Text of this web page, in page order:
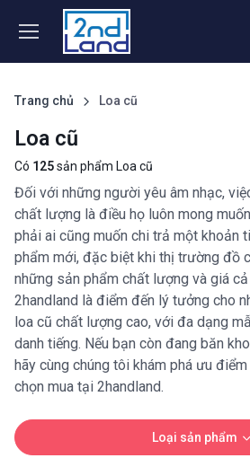
Trang chủ Loa cũ
Loa cũ
Có 125sản phẩm Loa cũ
Đối với những người yêu âm nhạc,
chất lượng là điều họ luôn mong
phải ai cũng muốn chi trả một khoản
phẩm mới, đặc biệt khi thị trường đồ
những sản phẩm chất lượng và giá
2handland là điểm đến lý tưởng cho
loa cũ chất lượng cao, với đa dạng
danh tiếng. Nếu bạn còn đang băn
hãy cùng chúng tôi khám phá ưu
chọn mua tại 2handland.
Loại sản phẩm